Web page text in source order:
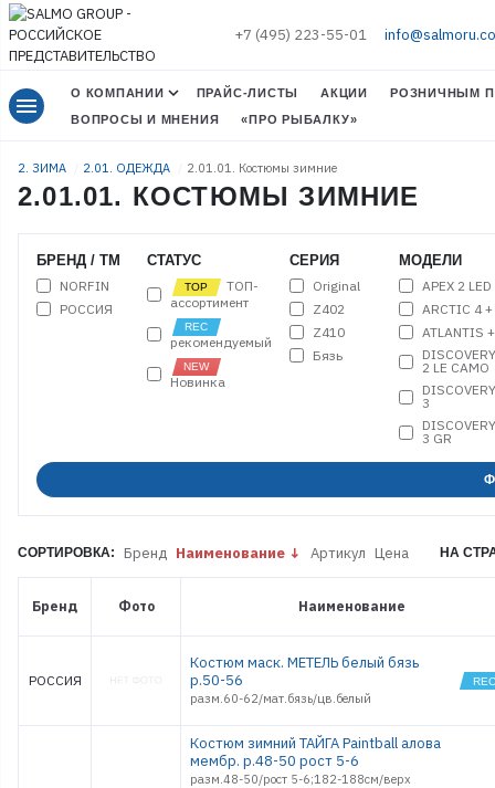
+7 (495) 223-55-01
menu О КОМПАНИИ ПРАЙС-ЛИСТЫ АКЦИИ
РОЗНИЧНЫМ
ВОПРОСЫ И МНЕНИЯ
«ПРО РЫБАЛКУ»
2. ЗИМА 2.01. ОДЕЖДА 2.01.01. Костюмы зимние
2.01.01. КОСТЮМЫ ЗИМНИЕ
БРЕНД / ТМ
NORFIN
РОССИЯ
СТАТУС
ТОП-
ассортимент
рекомендуемый
Новинка
СЕРИЯ
Original
Z402
Z410
Бязь
МОДЕЛИ
APEX 2 LED
ARCTIC 4 +
ATLANTIS +
2 LE CAMO
3
3 GR
ELEMENT +
ELEMENT 2
+
FJORD
АРКТИКА
КАНАДА
ПРЕСТИЖ
СОРТИРОВКА: Бренд Наименование Артикул Цена НА
Бренд Фото Наименование
РОССИЯ
Костюм маск. МЕТЕЛЬ белый бязь
р.50-56
разм.60-62/мат.бязь/цв.белый
Костюм зимний ТАЙГА Paintball алова
мембр. р.48-50 рост 5-6
разм.48-50/рост 5-6;182-188см/верх